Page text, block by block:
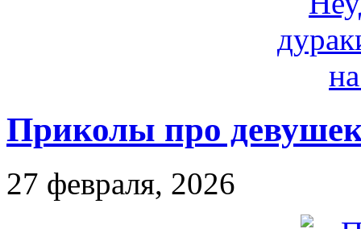
Приколы про
27 февраля, 2026